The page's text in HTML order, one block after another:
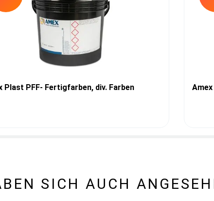
Plast PFF- Fertigfarben, div. Farben
SICH AUCH